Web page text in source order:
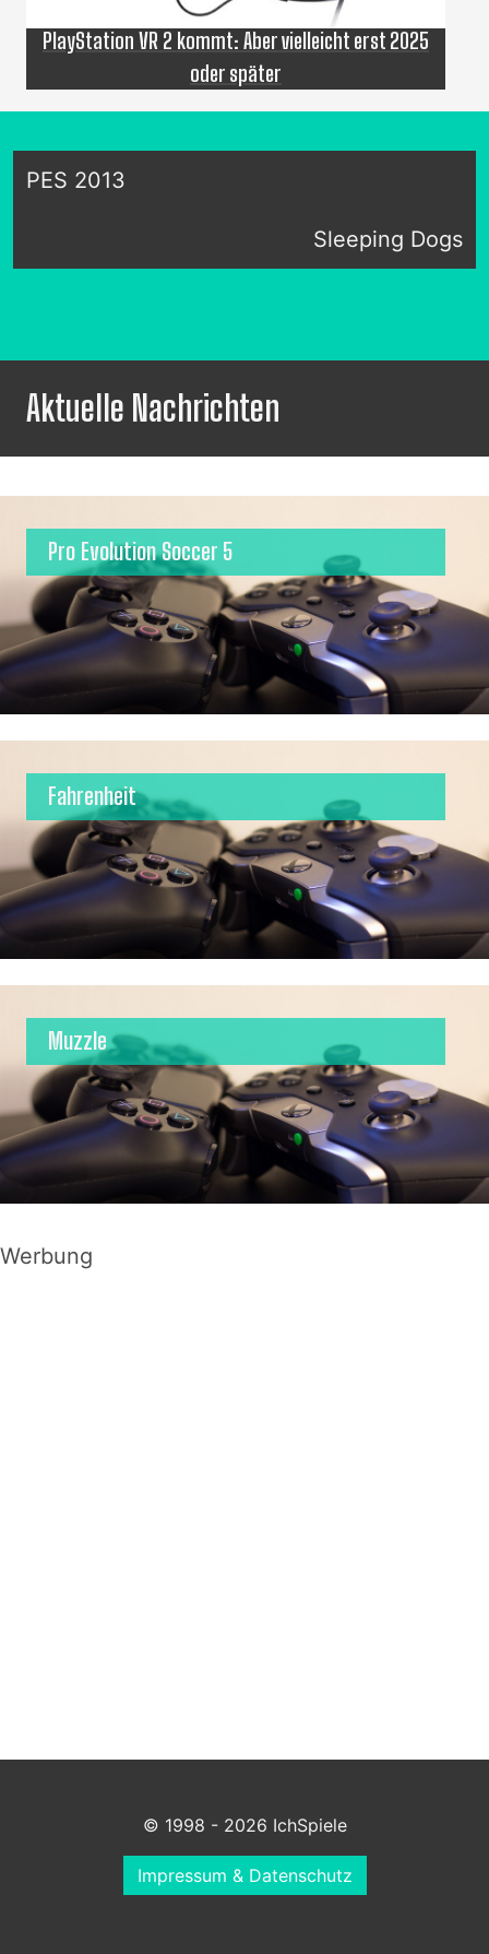
PlayStation VR 2 kommt: Aber vielleicht erst 2025
oder später
PES 2013
Sleeping Dogs
Aktuelle Nachrichten
Pro Evolution Soccer 5
Fahrenheit
Muzzle
Werbung
© 1998 - 2026 IchSpiele
Impressum & Datenschutz